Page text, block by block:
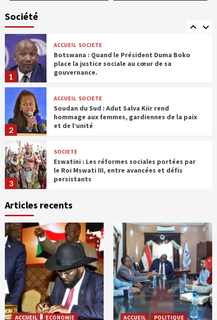
Société
5
1
ACCUEIL SOCIETE
Botswana : Quand le Président Duma Boko
place la justice sociale au cœur de sa
gouvernance.
2
ACCUEIL SOCIETE
Soudan du Sud : Adut Salva Kiir rend
hommage aux femmes, gardiennes de la paix
et de l’unité
3
SOCIETE
Eswatini : Les réformes sociales portées par
le Roi Mswati III, entre avancées et défis
persistants
4
ACCUEIL
engagée contre la pauvreté et pour la
dignité des plus vulnérables
5
SOCIETE
Les structures fondatrices de la société
soudanaise
ACCUEIL SOCIETE
Articles recents
ACCUEIL ECONOMIE ACCUEIL POLITIQUE